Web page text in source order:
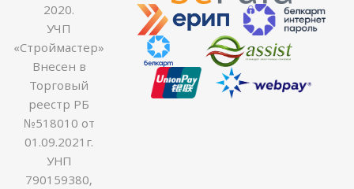
2020.
УЧП
«Строймастер»
Внесен в
Торговый
реестр РБ
№518010 от
01.09.2021г.
УНП
790159380,